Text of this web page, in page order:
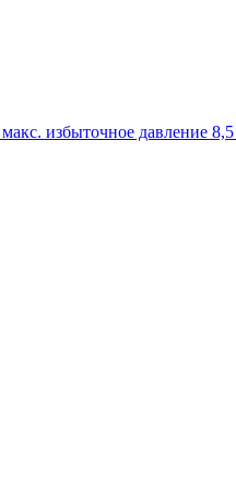
избыточное давление